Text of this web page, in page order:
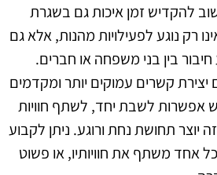
להקדיש זמן איכות גם בשגרת
רק נוגע לפעילויות מהנות, אלא גם
בין בני משפחה או חברים.
קשרים עמוקים יותר ומקדמים
אפשרות לשבת יחד, לשתף חוויות
יוצר תחושת נחת ורוגע. ניתן לקבוע
אחד משתף את חוויותיו, או פשוט